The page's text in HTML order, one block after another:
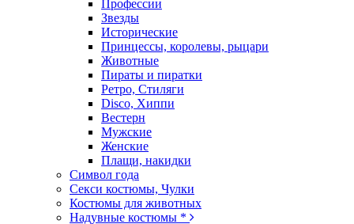
Профессии
Звезды
Исторические
Принцессы, королевы, рыцари
Животные
Пираты и пиратки
Ретро, Стиляги
Disco, Хиппи
Вестерн
Мужские
Женские
Плащи, накидки
Символ года
Секси костюмы, Чулки
Костюмы для животных
Надувные костюмы *